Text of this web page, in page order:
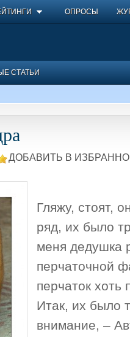
ОПРОСЫ
СТАТЬИ
ДОБАВИТЬ В
Гляжу, стоят,
ряд, их было
меня дедушка
перчаточной
перчаток
Итак, их было
внимание, –